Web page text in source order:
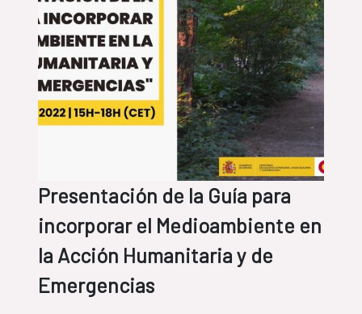
Presentación de la Guía para
incorporar el Medioambiente en
la Acción Humanitaria y de
Emergencias